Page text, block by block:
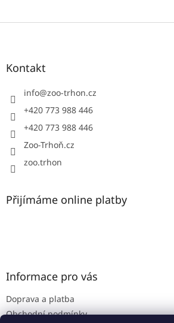
Z
Kontakt
info@zoo-trhon.cz
+420 773 988 446
+420 773 988 446
Zoo-Trhoň.cz
zoo.trhon
Přijímáme online platby
Informace pro vás
Doprava a platba
Obchodní podmínky